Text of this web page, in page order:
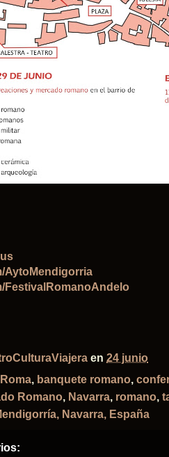
AytoMendigorria
FestivalRomanoAndelo
en 24 junio
, banquete romano,
Romano, Navarra, romano,
Navarra, España